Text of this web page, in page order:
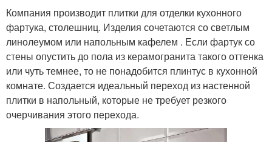
Компания производит плитки для отделки кухонного
фартука, столешниц. Изделия сочетаются со светлым
линолеумом или напольным кафелем . Если фартук со
стены опустить до пола из керамогранита такого оттенка
или чуть темнее, то не понадобится плинтус в кухонной
комнате. Создается идеальный переход из настенной
плитки в напольный, которые не требует резкого
очерчивания этого перехода.